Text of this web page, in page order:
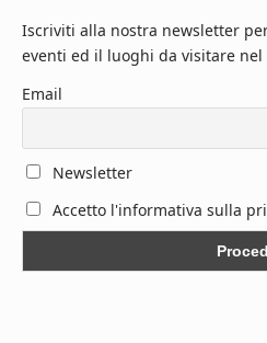
Iscriviti alla nostra newsletter
eventi ed il luoghi da visitare nel
Email
Newsletter
Accetto l'informativa sulla